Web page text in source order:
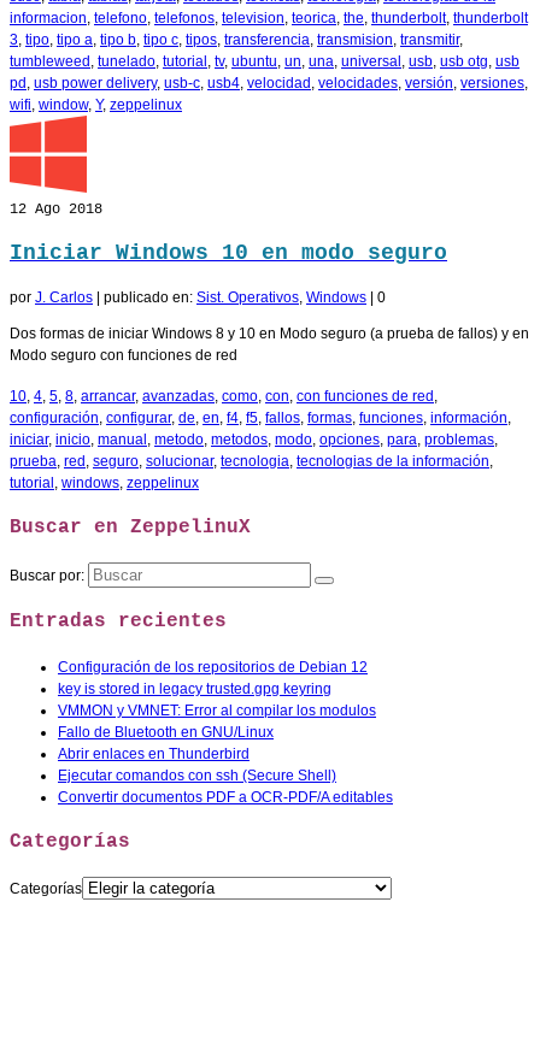
informacion, telefono, telefonos, television, teorica, the, thunderbolt, thunderbolt
3, tipo, tipo a, tipo b, tipo c, tipos, transferencia, transmision, transmitir,
tumbleweed , tunelado, tutorial , tv, ubuntu, un, una, universal , usb, usb otg, usb
pd , usb power delivery, usb-c, usb4, velocidad , velocidades, versión, versiones,
wifi, window, Y, zeppelinux
12 Ago 2018
Iniciar Windows 10 en modo seguro
por J. Carlos publicado en: Sist. Operativos, Windows 0
Dos formas de iniciar Windows 8 y 10 en Modo seguro (a prueba de fallos) y en
Modo seguro con funciones de red
10, 4, 5, 8, arrancar, avanzadas, como, con, con funciones de red ,
configuración, configurar, de, en, f4, f5, fallos, formas, funciones, información,
iniciar, inicio, manual , metodo, metodos, modo, opciones, para, problemas,
prueba, red , seguro, solucionar, tecnologia, tecnologias de la información,
tutorial , windows, zeppelinux
Buscar en ZeppelinuX
Buscar por:
Entradas recientes
Configuración de los repositorios de Debian 12
key is stored in legacy trusted.gpg keyring
VMMON y VMNET: Error al compilar los modulos
Fallo de Bluetooth en GNU/Linux
Abrir enlaces en Thunderbird
Ejecutar comandos con ssh (Secure Shell)
Convertir documentos PDF a OCR-PDF/A editables
Categorías
Categorías